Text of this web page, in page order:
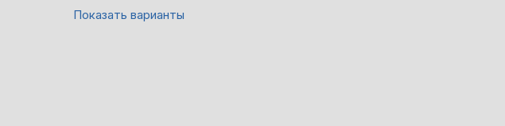
Показать варианты